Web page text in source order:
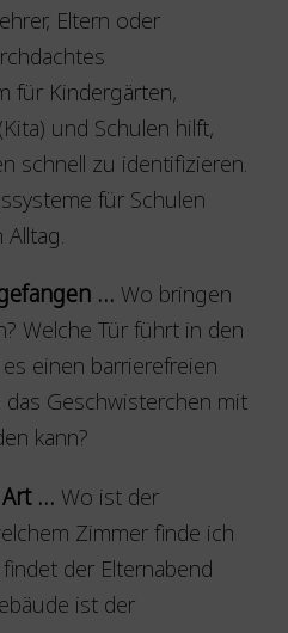
Eltern oder
für Kindergärten,
und Schulen hilft,
schnell zu identifizieren.
für Schulen
… Wo bringen
Welche Tür führt in den
einen barrierefreien
Geschwisterchen mit
kann?
… Wo ist der
Zimmer finde ich
der Elternabend
ist der